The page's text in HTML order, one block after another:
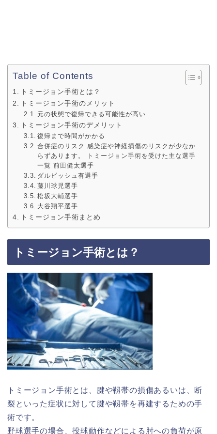
Table of Contents
トミージョン手術とは？
トミージョン手術のメリット
元の状態で復帰できる可能性が高い
トミージョン手術のデメリット
復帰まで時間がかかる
合併症のリスク 感染症や神経損傷のリスクが少なか
らずあります。 トミージョン手術を受けた主な選手
一覧 前田健太選手
ダルビッシュ有選手
藤川球児選手
松坂大輔選手
大谷翔平選手
トミージョン手術まとめ
トミージョン手術とは？
トミージョン手術とは、腱や靱帯の損傷あるいは、断
裂といった症状に対して腱や靱帯を再建するための手
術です。
野球選手の場合、投球動作などによる肘への負荷が原